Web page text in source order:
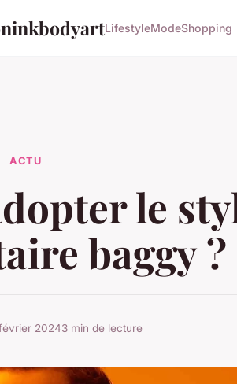
LifestyleModeShopping
ACTU
le
baggy ?
20243 min de lecture